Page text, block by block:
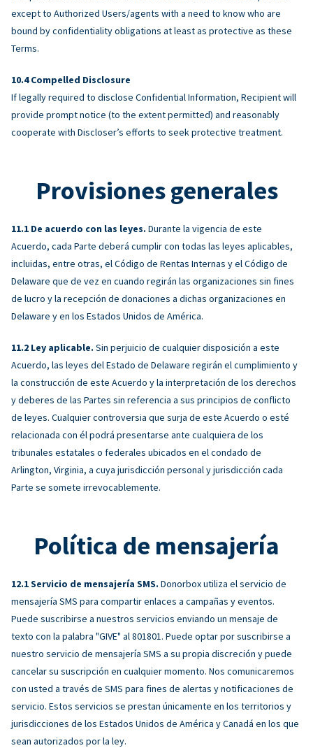
except to Authorized Users/agents with a need to know who are
bound by confidentiality obligations at least as protective as these
Terms.
Compelled Disclosure
If legally required to disclose Confidential Information, Recipient will
provide prompt notice (to the extent permitted) and reasonably
cooperate with Discloser’s efforts to seek protective treatment.
Provisiones generales
De acuerdo con las leyes. Durante la vigencia de este
Acuerdo, cada Parte deberá cumplir con todas las leyes aplicables,
incluidas, entre otras, el Código de Rentas Internas y el Código de
Delaware que de vez en cuando regirán las organizaciones sin fines
de lucro y la recepción de donaciones a dichas organizaciones en
Delaware y en los Estados Unidos de América.
Ley aplicable. Sin perjuicio de cualquier disposición a este
Acuerdo, las leyes del Estado de Delaware regirán el cumplimiento y
la construcción de este Acuerdo y la interpretación de los derechos
y deberes de las Partes sin referencia a sus principios de conflicto
de leyes. Cualquier controversia que surja de este Acuerdo o esté
relacionada con él podrá presentarse ante cualquiera de los
tribunales estatales o federales ubicados en el condado de
Arlington, Virginia, a cuya jurisdicción personal y jurisdicción cada
Parte se somete irrevocablemente.
Política de mensajería
Servicio de mensajería SMS. Donorbox utiliza el servicio de
mensajería SMS para compartir enlaces a campañas y eventos.
Puede suscribirse a nuestros servicios enviando un mensaje de
texto con la palabra "GIVE" al 801801. Puede optar por suscribirse a
nuestro servicio de mensajería SMS a su propia discreción y puede
cancelar su suscripción en cualquier momento. Nos comunicaremos
con usted a través de SMS para fines de alertas y notificaciones de
servicio. Estos servicios se prestan únicamente en los territorios y
jurisdicciones de los Estados Unidos de América y Canadá en los que
sean autorizados por la ley.